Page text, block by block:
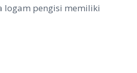
logam pengisi memiliki